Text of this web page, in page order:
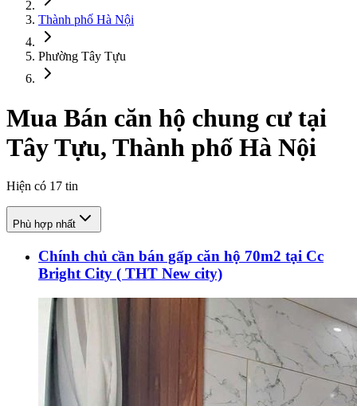
Thành phố Hà Nội
Phường Tây Tựu
Mua Bán căn hộ chung cư tại
Tây Tựu, Thành phố Hà Nội
Hiện có 17 tin
Phù hợp nhất
Chính chủ cần bán gấp căn hộ 70m2 tại Cc
Bright City ( THT New city)